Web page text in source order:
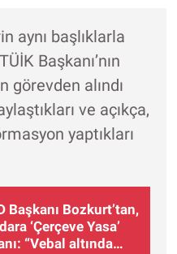
aynı başlıklarla
Başkanı’nın
görevden alındı
ve açıkça,
yaptıkları
Başkanı Bozkurt’tan,
Yasa’
“Vebal altında